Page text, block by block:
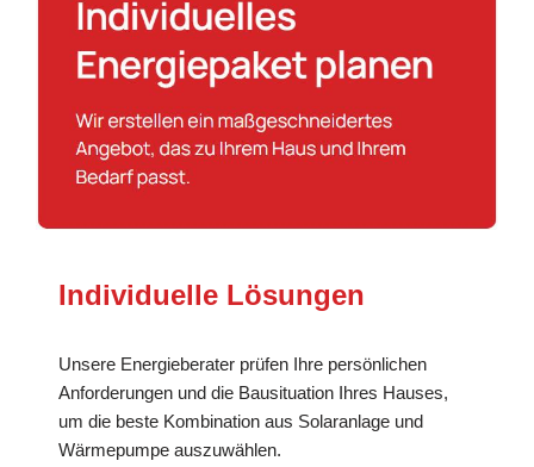
Individuelle Lösungen
Unsere Energieberater prüfen Ihre persönlichen
Anforderungen und die Bausituation Ihres Hauses,
um die beste Kombination aus Solaranlage und
Wärmepumpe auszuwählen.